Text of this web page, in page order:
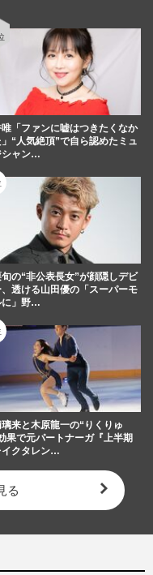
「ファンに嘘はつきたくなか
“人気絶頂”で自ら認めたミュ
シャン…
の“非公表長女”が顔隠しデビ
、透ける山田優の「スーパーモ
に」野…
璃来と木原龍一の“りくりゅ
果で元パートナーガ『上半期
イクタレン…
る